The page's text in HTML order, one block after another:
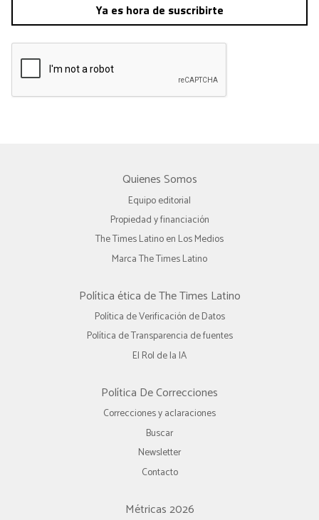
Ya es hora de suscribirte
Quienes Somos
Equipo editorial
Propiedad y financiación
The Times Latino en Los Medios
Marca The Times Latino
Política ética de The Times Latino
Política de Verificación de Datos
Política de Transparencia de fuentes
El Rol de la IA
Política De Correcciones
Correcciones y aclaraciones
Buscar
Newsletter
Contacto
Métricas 2026